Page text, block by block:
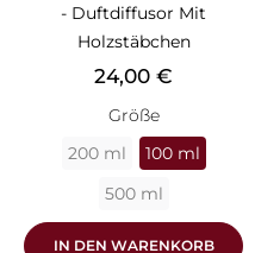
- Duftdiffusor Mit
Holzstäbchen
Preis
24,00 €
Größe
200 ml
100 ml
500 ml
IN DEN WARENKORB